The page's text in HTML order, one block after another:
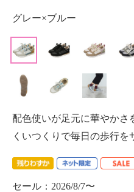
グレー×ブルー
配色使いが足元に華やかさ
くいつくりで毎日の歩行を
セール：2026/8/7〜